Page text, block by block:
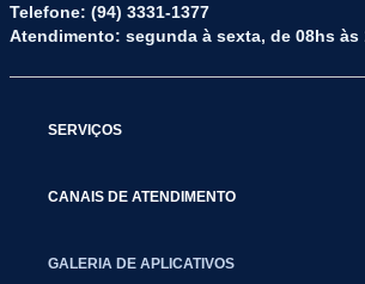
Telefone: (94) 3331-1377
Atendimento: segunda à sexta, de 08hs às
SERVIÇOS
CANAIS DE ATENDIMENTO
GALERIA DE APLICATIVOS